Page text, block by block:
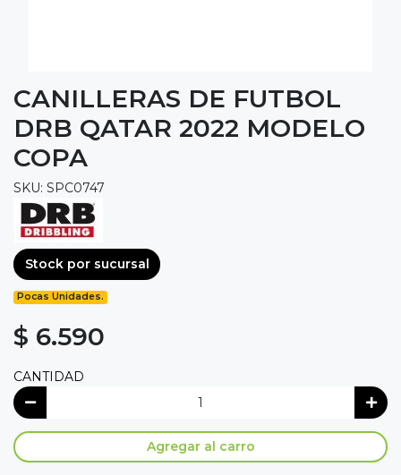
CANILLERAS DE FUTBOL
DRB QATAR 2022 MODELO
COPA
SKU: SPC0747
Stock por sucursal
Pocas Unidades.
$ 6.590
CANTIDAD
Agregar al carro